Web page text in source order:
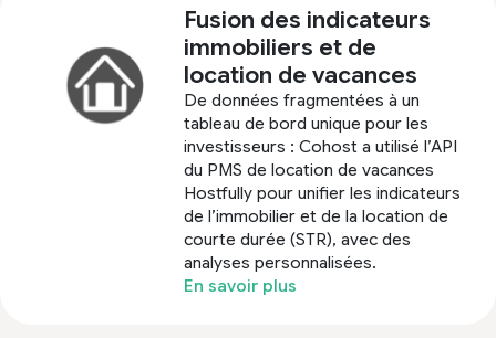
Fusion des indicateurs
immobiliers et de
location de vacances
De données fragmentées à un
tableau de bord unique pour les
investisseurs : Cohost a utilisé l’API
du PMS de location de vacances
Hostfully pour unifier les indicateurs
de l’immobilier et de la location de
courte durée (STR), avec des
analyses personnalisées.
En savoir plus